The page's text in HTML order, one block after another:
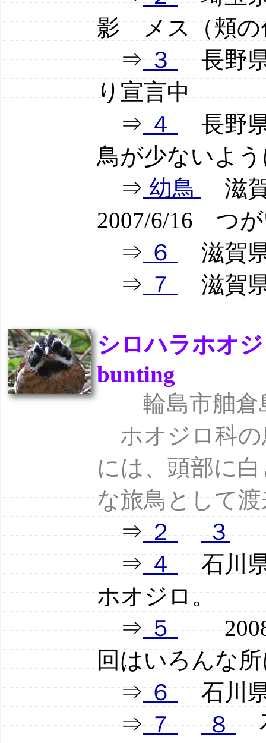
影 メス（頬
⇒３長野県
り宣言中
⇒４長野県
鳥が少ないよ
⇒幼鳥滋賀
2007/6/16 つ
⇒６滋賀
⇒７滋賀
シロハラホオ
bunting
輪島市舳
ホオジロ科
には、頭部に
な旅鳥として
⇒２
３
⇒ ４
石川
ホオジロ。
⇒５2008/
回はいろんな
⇒６石川
⇒７ ８